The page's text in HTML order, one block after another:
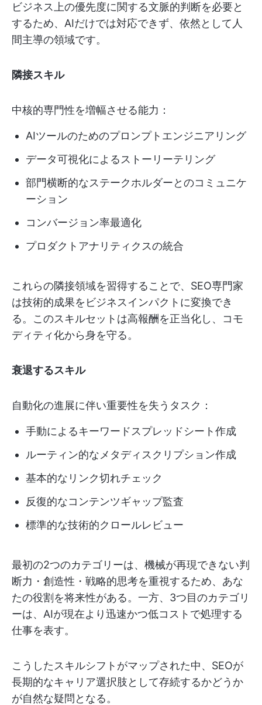
ビジネス上の優先度に関する文脈的判断を必要と
するため、AIだけでは対応できず、依然として人
間主導の領域です。
隣接スキル
中核的専門性を増幅させる能力：
AIツールのためのプロンプトエンジニアリング
データ可視化によるストーリーテリング
部門横断的なステークホルダーとのコミュニケ
ーション
コンバージョン率最適化
プロダクトアナリティクスの統合
これらの隣接領域を習得することで、SEO専門家
は技術的成果をビジネスインパクトに変換でき
る。このスキルセットは高報酬を正当化し、コモ
ディティ化から身を守る。
衰退するスキル
自動化の進展に伴い重要性を失うタスク：
手動によるキーワードスプレッドシート作成
ルーティン的なメタディスクリプション作成
基本的なリンク切れチェック
反復的なコンテンツギャップ監査
標準的な技術的クロールレビュー
最初の2つのカテゴリーは、機械が再現できない判
断力・創造性・戦略的思考を重視するため、あな
たの役割を将来性がある。一方、3つ目のカテゴリ
ーは、AIが現在より迅速かつ低コストで処理する
仕事を表す。
こうしたスキルシフトがマップされた中、SEOが
長期的なキャリア選択肢として存続するかどうか
が自然な疑問となる。